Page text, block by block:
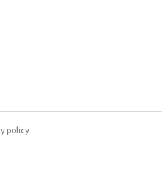
policy